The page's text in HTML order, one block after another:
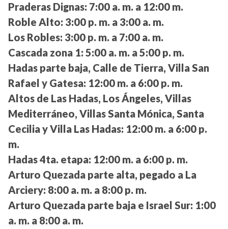
Praderas Dignas: 7:00 a. m. a 12:00 m.
Roble Alto: 3:00 p. m. a 3:00 a. m.
Los Robles: 3:00 p. m. a 7:00 a. m.
Cascada zona 1: 5:00 a. m. a 5:00 p. m.
Hadas parte baja, Calle de Tierra, Villa San
Rafael y Gatesa: 12:00 m. a 6:00 p. m.
Altos de Las Hadas, Los Ángeles, Villas
Mediterráneo, Villas Santa Mónica, Santa
Cecilia y Villa Las Hadas: 12:00 m. a 6:00 p.
m.
Hadas 4ta. etapa: 12:00 m. a 6:00 p. m.
Arturo Quezada parte alta, pegado a La
Arciery: 8:00 a. m. a 8:00 p. m.
Arturo Quezada parte baja e Israel Sur: 1:00
a. m. a 8:00 a. m.